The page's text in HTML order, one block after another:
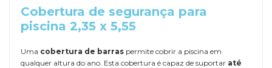
Cobertura de segurança para
piscina 2,35 x 5,55
Uma cobertura de barras permite cobrir a piscina em
qualquer altura do ano. Esta cobertura é capaz de suportar até